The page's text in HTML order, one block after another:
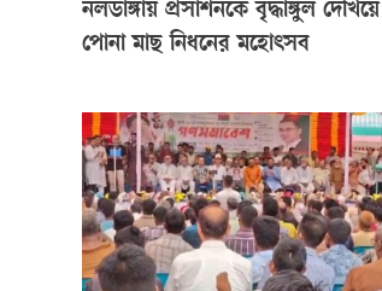
নলডাঙ্গায় প্রসাশনকে বৃদ্ধাঙ্গুল দেখিয়ে
পোনা মাছ নিধনের মহোৎসব